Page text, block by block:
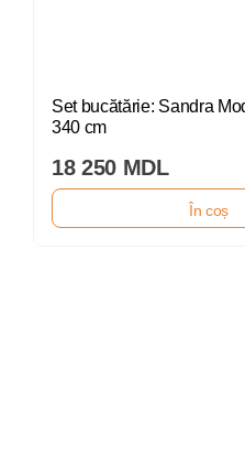
Set bucătărie: Sandra
340 cm
18 250 MDL
În coș